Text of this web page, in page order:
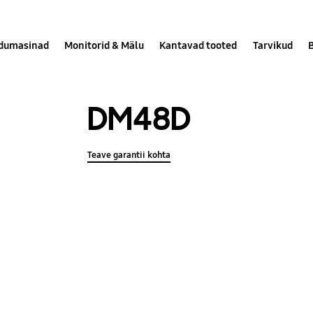
Monitorid & Mälu Kantavad tooted Tarvikud
DM48D
Teave garantii kohta